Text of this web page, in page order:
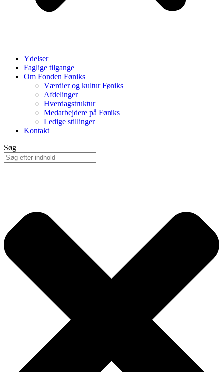
Ydelser
Faglige tilgange
Om Fonden Føniks
Værdier og kultur Føniks
Afdelinger
Hverdagstruktur
Medarbejdere på Føniks
Ledige stillinger
Kontakt
Søg